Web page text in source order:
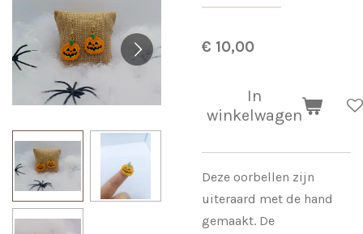
€ 10,00
In
winkelwagen
Deze oorbellen zijn
uiteraard met de hand
gemaakt. De